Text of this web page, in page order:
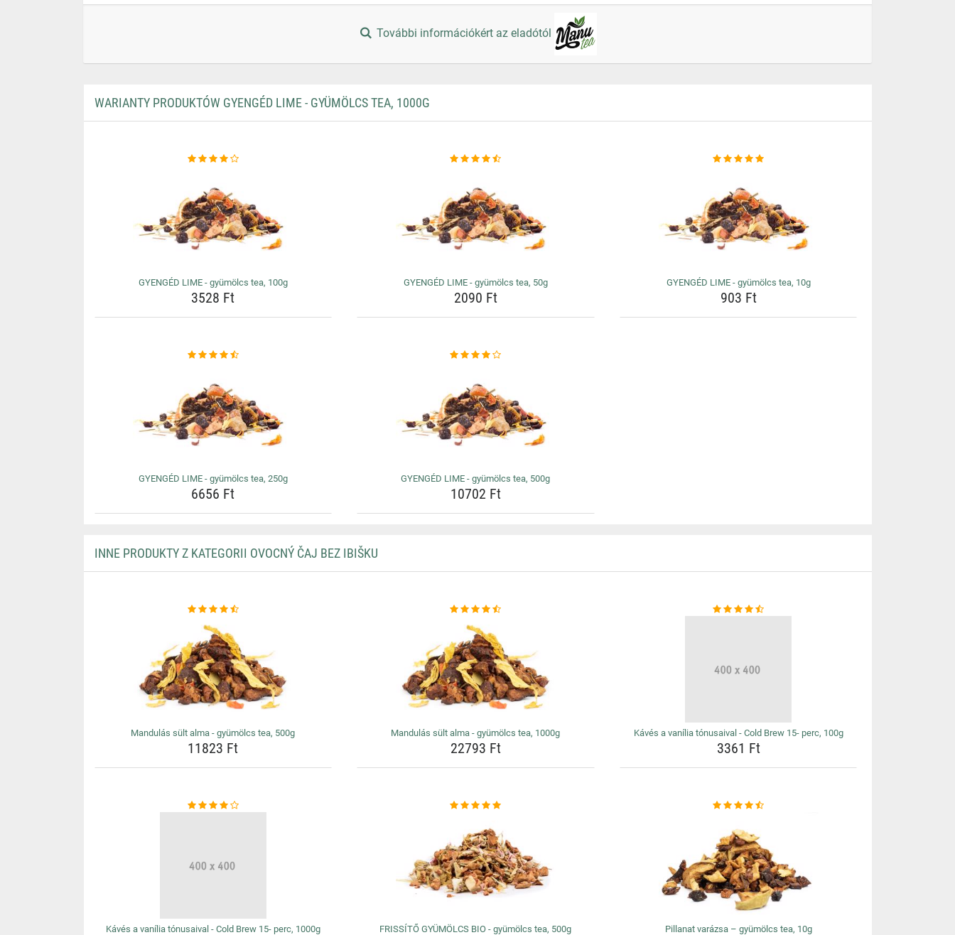
További információkért az eladótól
WARIANTY PRODUKTÓW GYENGÉD LIME - GYÜMÖLCS TEA, 1000G
GYENGÉD LIME - gyümölcs tea, 100g
3528 Ft
GYENGÉD LIME - gyümölcs tea, 50g
2090 Ft
GYENGÉD LIME - gyümölcs tea, 10g
903 Ft
GYENGÉD LIME - gyümölcs tea, 250g
6656 Ft
GYENGÉD LIME - gyümölcs tea, 500g
10702 Ft
INNE PRODUKTY Z KATEGORII OVOCNÝ ČAJ BEZ IBIŠKU
Mandulás sült alma - gyümölcs tea, 500g
11823 Ft
Mandulás sült alma - gyümölcs tea, 1000g
22793 Ft
Kávés a vanília tónusaival - Cold Brew 15- perc, 100g
3361 Ft
Kávés a vanília tónusaival - Cold Brew 15- perc, 1000g FRISSÍTŐ GYÜMÖLCS BIO - gyümölcs tea, 500g Pillanat varázsa – gyümölcs tea, 10g